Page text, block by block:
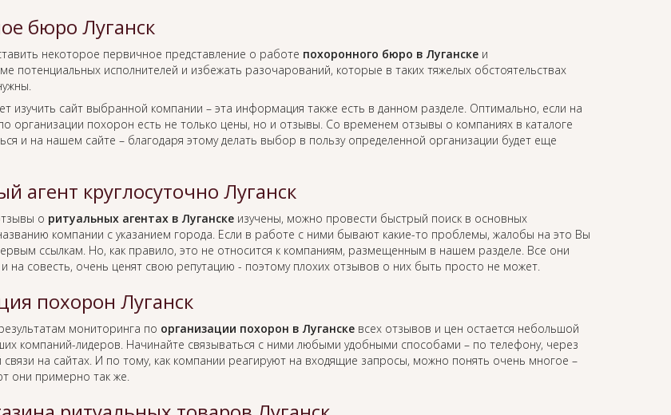
бюро Луганск
некоторое первичное представление о работе похоронного бюро в Луганскеи
потенциальных исполнителей и избежать разочарований, которые в таких тяжелых обстоятельствах
изучить сайт выбранной компании – эта информация также есть в данном разделе. Оптимально, если на
организации похорон есть не только цены, но и отзывы. Со временем отзывы о компаниях в каталоге
и на нашем сайте – благодаря этому делать выбор в пользу определенной организации будет еще
агент круглосуточно Луганск
о ритуальных агентах в Луганскеизучены, можно провести быстрый поиск в основных
компании с указанием города. Если в работе с ними бывают какие-то проблемы, жалобы на это Вы
ссылкам. Но, как правило, это не относится к компаниям, размещенным в нашем разделе. Все они
на совесть, очень ценят свою репутацию - поэтому плохих отзывов о них быть просто не может.
похорон Луганск
мониторинга по организации похорон в Луганскевсех отзывов и цен остается небольшой
компаний-лидеров. Начинайте связываться с ними любыми удобными способами – по телефону, через
на сайтах. И по тому, как компании реагируют на входящие запросы, можно понять очень многое –
они примерно так же.